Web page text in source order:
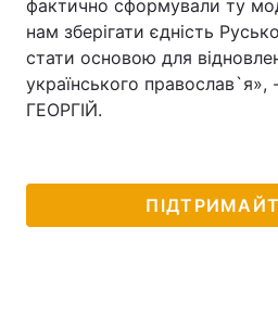
фактично сформували ту
нам зберігати єдність
стати основою для
українського православ`я»,
ГЕОРГІЙ.